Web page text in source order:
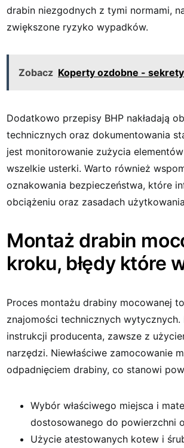
drabin niezgodnych z tymi normami,
zwiększone ryzyko wypadków.
Zobacz Koperty ozdobne -
Dodatkowo przepisy BHP nakładają
technicznych oraz dokumentowania
jest monitorowanie zużycia
wszelkie usterki. Warto również
oznakowania bezpieczeństwa, które
obciążeniu oraz zasadach
Montaż drabin
kroku, błędy które
Proces montażu drabiny mocowanej
znajomości technicznych
instrukcji producenta, zawsze z
narzędzi. Niewłaściwe zamocowanie
odpadnięciem drabiny, co stanowi
Wybór właściwego miejsca i
dostosowanego do powierzchni
Użycie atestowanych kotew i